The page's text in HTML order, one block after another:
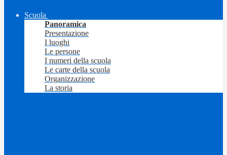
Scuola
Panoramica
Presentazione
I luoghi
Le persone
I numeri della scuola
Le carte della scuola
Organizzazione
La storia